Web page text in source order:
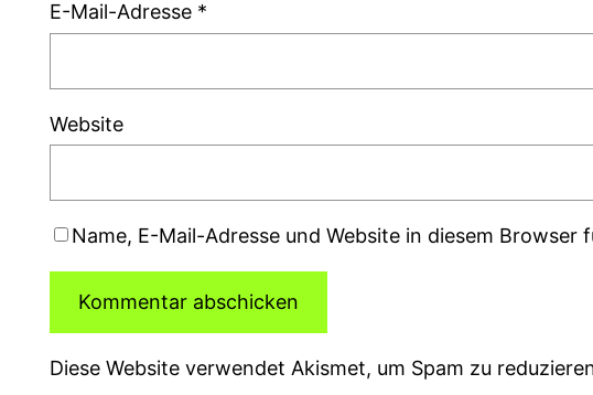
E-Mail-Adresse *
Website
Name, E-Mail-Adresse und Website in diesem
Diese Website verwendet Akismet, um Spam zu